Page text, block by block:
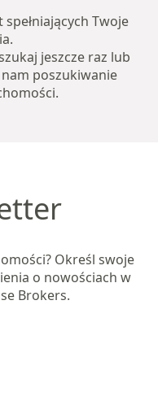
Twoje
jeszcze raz lub
poszukiwanie
Określ swoje
o nowościach w
Brokers.